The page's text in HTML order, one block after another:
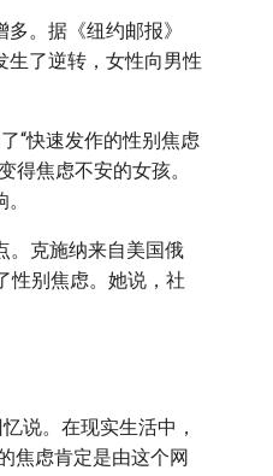
。据《纽约邮报》
生了逆转，女性向男性
“快速发作的性别焦虑
得焦虑不安的女孩。
。克施纳来自美国俄
性别焦虑。她说，社
说。在现实生活中，
焦虑肯定是由这个网